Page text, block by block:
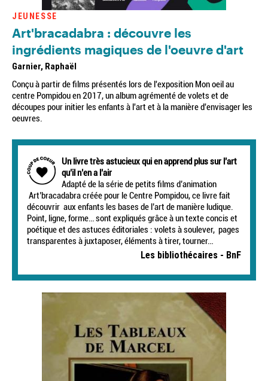
JEUNESSE
Art'bracadabra : découvre les
ingrédients magiques de l'oeuvre d'art
Garnier, Raphaël
Conçu à partir de films présentés lors de l'exposition Mon oeil au
centre Pompidou en 2017, un album agrémenté de volets et de
découpes pour initier les enfants à l'art et à la manière d'envisager les
oeuvres.
Un livre très astucieux qui en apprend plus sur l’art
qu’il n’en a l’air
Adapté de la série de petits films d’animation
Art’bracadabra créée pour le Centre Pompidou, ce livre fait
découvrir aux enfants les bases de l’art de manière ludique.
Point, ligne, forme… sont expliqués grâce à un texte concis et
poétique et des astuces éditoriales : volets à soulever, pages
transparentes à juxtaposer, éléments à tirer, tourner…
Les bibliothécaires - BnF